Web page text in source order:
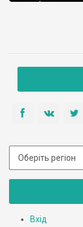
артефакти, що
Вхід